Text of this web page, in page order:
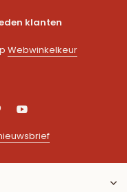
klanten
Webwinkelkeur